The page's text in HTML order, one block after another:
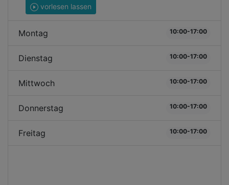
vorlesen lassen
Montag 10:00-17:00
Dienstag 10:00-17:00
Mittwoch 10:00-17:00
Donnerstag 10:00-17:00
Freitag 10:00-17:00